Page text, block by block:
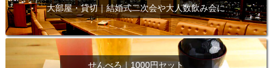
大部屋・貸切｜結婚式二次会や大人数飲み会に
せんべろ｜1000円セット